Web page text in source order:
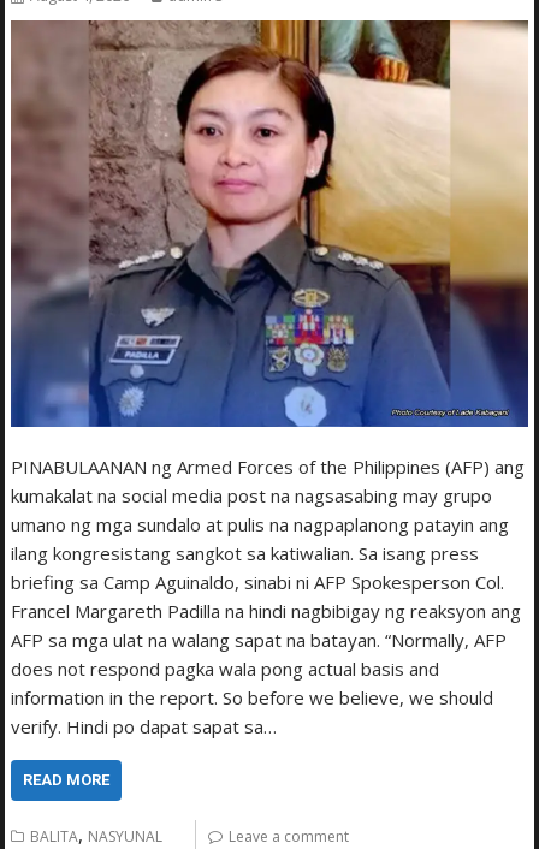
PINABULAANAN ng Armed Forces of the Philippines (AFP) ang
kumakalat na social media post na nagsasabing may grupo
umano ng mga sundalo at pulis na nagpaplanong patayin ang
ilang kongresistang sangkot sa katiwalian. Sa isang press
briefing sa Camp Aguinaldo, sinabi ni AFP Spokesperson Col.
Francel Margareth Padilla na hindi nagbibigay ng reaksyon ang
AFP sa mga ulat na walang sapat na batayan. “Normally, AFP
does not respond pagka wala pong actual basis and
information in the report. So before we believe, we should
verify. Hindi po dapat sapat sa…
READ MORE
BALITA, NASYUNAL Leave a comment